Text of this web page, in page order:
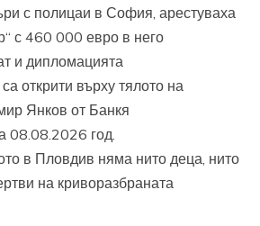
с полицаи в София, арестуваха
с 460 000 евро в него
и дипломацията
открити върху тялото на
Янков от Банкя
08.08.2026 год.
в Пловдив няма нито деца, нито
на криворазбраната